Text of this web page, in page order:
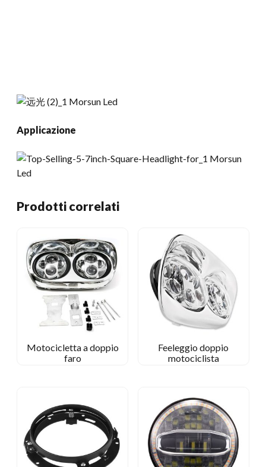
Applicazione
Prodotti correlati
Motocicletta a doppio
faro
Feeleggio doppio
motociclista